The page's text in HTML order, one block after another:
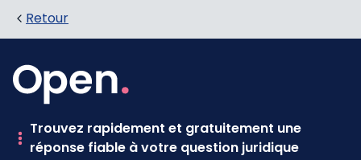
Retour
Trouvez rapidement et gratuitement une
réponse fiable à votre question juridique